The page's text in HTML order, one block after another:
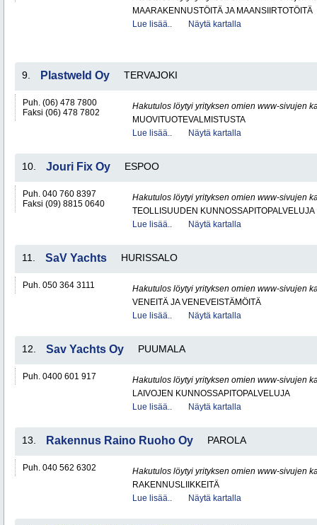
MAARAKENNUSTÖITÄ JA MAANSIIRTOTÖITÄ
Lue lisää..
Näytä kartalla
9. Plastweld Oy TERVAJOKI
Puh. (06) 478 7800
Faksi (06) 478 7802
Hakutulos löytyi yrityksen omien www-sivujen
MUOVITUOTEVALMISTUSTA
Lue lisää..
Näytä kartalla
10. Jouri Fix Oy ESPOO
Puh. 040 760 8397
Faksi (09) 8815 0640
Hakutulos löytyi yrityksen omien www-sivujen
TEOLLISUUDEN KUNNOSSAPITOPALVELUJA
Lue lisää..
Näytä kartalla
11. SaV Yachts HURISSALO
Puh. 050 364 3111
Hakutulos löytyi yrityksen omien www-sivujen
VENEITÄ JA VENEVEISTÄMÖITÄ
Lue lisää..
Näytä kartalla
12. Sav Yachts Oy PUUMALA
Puh. 0400 601 917
Hakutulos löytyi yrityksen omien www-sivujen
LAIVOJEN KUNNOSSAPITOPALVELUJA
Lue lisää..
Näytä kartalla
13. Rakennus Raino Ruoho Oy PAROLA
Puh. 040 562 6302
Hakutulos löytyi yrityksen omien www-sivujen
RAKENNUSLIIKKEITÄ
Lue lisää..
Näytä kartalla